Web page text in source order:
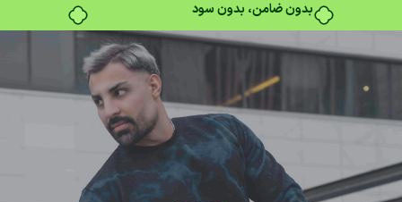
بدون ضامن، بدون سود